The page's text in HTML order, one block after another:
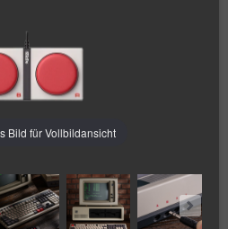
Bild für Vollbildansicht